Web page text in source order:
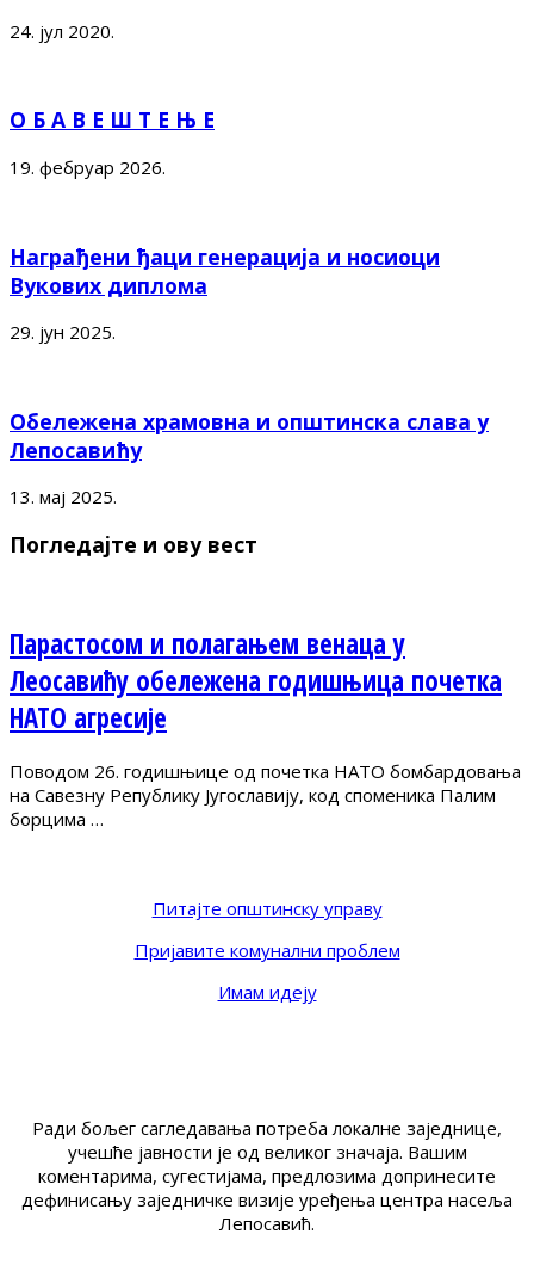
24. јул 2020.
О Б А В Е Ш Т Е Њ Е
19. фебруар 2026.
Награђени ђаци генерација и носиоци
Вукових диплома
29. јун 2025.
Обележена храмовна и општинска слава у
Лепосавићу
13. мај 2025.
Погледајте и ову вест
Парастосом и полагањем венаца у
Леосавићу обележена годишњица почетка
НАТО агресије
Поводом 26. годишњице од почетка НАТО бомбардовања
на Савезну Републику Југославију, код споменика Палим
борцима …
Питајте општинску управу
Пријавите комунални проблем
Имам идеју
Ради бољег сагледавања потреба локалне заједнице,
учешће јавности је од великог значаја. Вашим
коментарима, сугестијама, предлозима допринесите
дефинисању заједничке визије уређења центра насеља
Лепосавић.